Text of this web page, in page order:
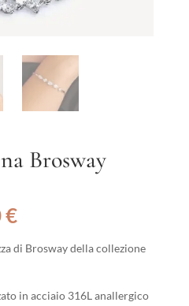
Brosway
€.
€Il
attuale
35,00 €.
di Brosway della collezione
in acciaio 316L anallergico